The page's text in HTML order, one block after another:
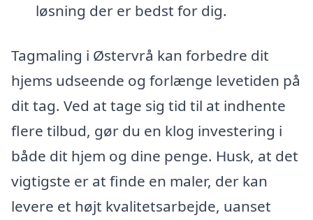
løsning der er bedst for dig.
Tagmaling i Østervrå kan forbedre dit
hjems udseende og forlænge levetiden på
dit tag. Ved at tage sig tid til at indhente
flere tilbud, gør du en klog investering i
både dit hjem og dine penge. Husk, at det
vigtigste er at finde en maler, der kan
levere et højt kvalitetsarbejde, uanset